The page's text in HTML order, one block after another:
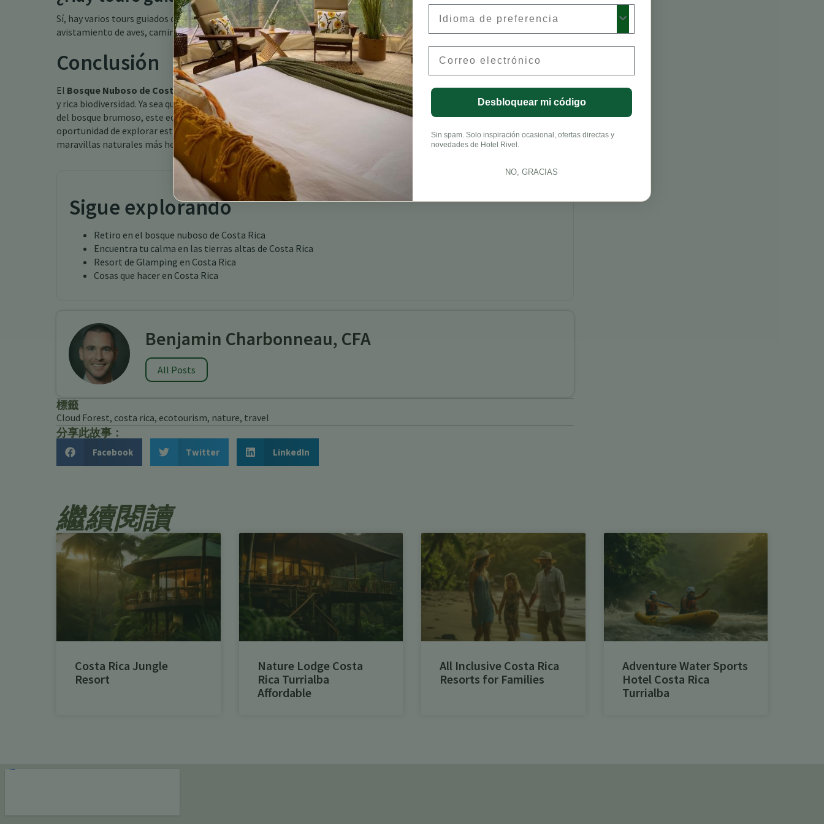
Sí, hay varios tours guiados disponibles que ofrecen información sobre el ecosistema único, incluyendo tours de
avistamiento de aves, caminatas nocturnas y paseos educativos.
Conclusión
El Bosque Nuboso de Costa Ricaes un destino extraordinario que cautiva a los visitantes con sus paisajes impresionantes
y rica biodiversidad. Ya sea que estés caminando por los senderos, observando aves o simplemente disfrutando de la belleza
del bosque brumoso, este eco-retiro ofrece una experiencia única que te conecta con la naturaleza. Aprovecha la
oportunidad de explorar este increíble ecosistema de manera responsable y crea recuerdos inolvidables en una de las
maravillas naturales más hermosas del mundo.
Sigue explorando
Retiro en el bosque nuboso de Costa Rica
Encuentra tu calma en las tierras altas de Costa Rica
Resort de Glamping en Costa Rica
Cosas que hacer en Costa Rica
Benjamin Charbonneau, CFA
All Posts
標籤
Cloud Forest, costa rica, ecotourism, nature, travel
分享此故事：
Facebook Twitter LinkedIn
繼續閱讀
Costa Rica Jungle
Resort
Nature Lodge Costa
Rica Turrialba
Affordable
All Inclusive Costa Rica
Resorts for Families
Adventure Water Sports
Hotel Costa Rica
Turrialba
Desbloquear mi código
Sin spam. Solo inspiración ocasional, ofertas directas y
novedades de Hotel Rivel.
NO, GRACIAS